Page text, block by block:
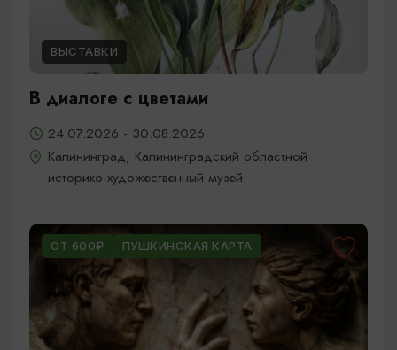
ВЫСТАВКИ
В диалоге с цветами
24.07.2026 - 30.08.2026
Калининград, Калининградский областной
историко-художественный музей
ОТ 600₽ ПУШКИНСКАЯ КАРТА